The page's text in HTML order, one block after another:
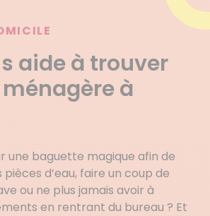
aide à trouver
ménagère à
une baguette magique afin de
pièces d’eau, faire un coup de
ou ne plus jamais avoir à
en rentrant du bureau ? Et